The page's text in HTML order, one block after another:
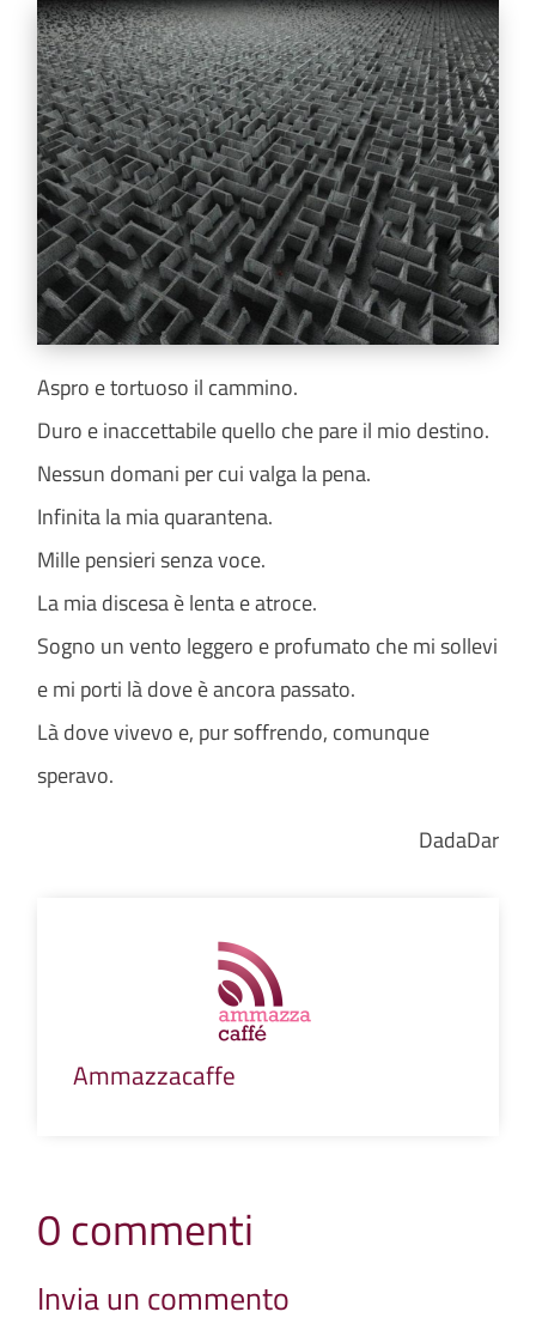
Aspro e tortuoso il cammino.
Duro e inaccettabile quello che pare il mio destino.
Nessun domani per cui valga la pena.
Infinita la mia quarantena.
Mille pensieri senza voce.
La mia discesa è lenta e atroce.
Sogno un vento leggero e profumato che mi sollevi
e mi porti là dove è ancora passato.
Là dove vivevo e, pur soffrendo, comunque
speravo.
DadaDar
Ammazzacaffe
0 commenti
Invia un commento